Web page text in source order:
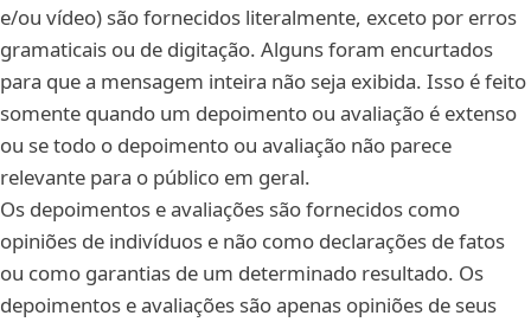
e/ou vídeo) são fornecidos literalmente, exceto por erros
gramaticais ou de digitação. Alguns foram encurtados
para que a mensagem inteira não seja exibida. Isso é feito
somente quando um depoimento ou avaliação é extenso
ou se todo o depoimento ou avaliação não parece
relevante para o público em geral.
Os depoimentos e avaliações são fornecidos como
opiniões de indivíduos e não como declarações de fatos
ou como garantias de um determinado resultado. Os
depoimentos e avaliações são apenas opiniões de seus